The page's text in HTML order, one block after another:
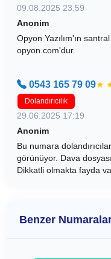
09.08.2025 23:59
Anonim
Opyon Yazılım'ın
opyon.com'dur.
0543 165 79 09★
Dolandırıcılık
29.06.2025 17:19
Anonim
Bu numara
görünüyor. Dava
Dikkatli olmakta fayda
Benzer